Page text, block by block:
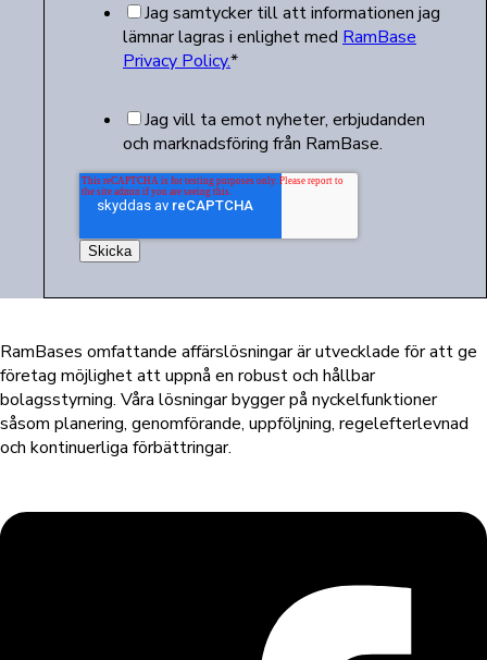
Jag samtycker till att informationen jag
lämnar lagras i enlighet med RamBase
Privacy Policy.*
Jag vill ta emot nyheter, erbjudanden
och marknadsföring från RamBase.
RamBases omfattande affärslösningar är utvecklade för att ge
företag möjlighet att uppnå en robust och hållbar
bolagsstyrning. Våra lösningar bygger på nyckelfunktioner
såsom planering, genomförande, uppföljning, regelefterlevnad
och kontinuerliga förbättringar.